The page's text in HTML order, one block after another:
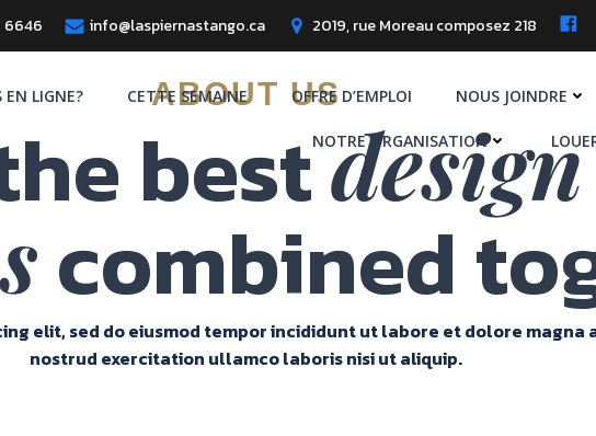
6646 info@laspiernastango.ca 2019, rue Moreau composez 218
EN LIGNE? CETTE SEMAINE OFFRE D’EMPLOI NOUS JOINDRE
NOTRE ORGANISATION
ABOUT US
bestdesign
combined
elit, sed do eiusmod tempor incididunt ut labore et dolore magna
nostrud exercitation ullamco laboris nisi ut aliquip.